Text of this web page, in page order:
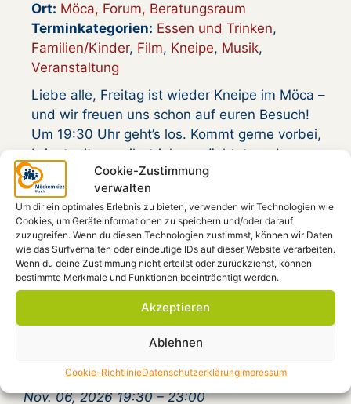
Cookie-Zustimmung
verwalten
Um dir ein optimales Erlebnis zu bieten, verwenden wir Technologien wie
Cookies, um Geräteinformationen zu speichern und/oder darauf
zuzugreifen. Wenn du diesen Technologien zustimmst, können wir Daten
wie das Surfverhalten oder eindeutige IDs auf dieser Website verarbeiten.
Wenn du deine Zustimmung nicht erteilst oder zurückziehst, können
bestimmte Merkmale und Funktionen beeinträchtigt werden.
Akzeptieren
Ablehnen
Cookie-RichtlinieDatenschutzerklärungImpressum
Ort: Möca, Forum, Beratungsraum
Terminkategorien: Essen und Trinken,
Familien/Kinder, Film, Kneipe, Musik,
Veranstaltung
Liebe alle, Freitag ist wieder Kneipe im Möca –
und wir freuen uns schon auf euren Besuch!
Um 19:30 Uhr geht’s los. Kommt gerne vorbei,
bringt mit, was ihr trinken möchtet, und wenn
ihr mögt, auch einen kleinen Snack für die
Runde. Einen Film für die Kids gibt’s natürlich
auch wieder. Vorfreudig, Euer Kneipen-Team
PS: …
Beitrag lesen
Kneipen-Abend am
Freitag
Nov. 06, 2026 19:30–23:00